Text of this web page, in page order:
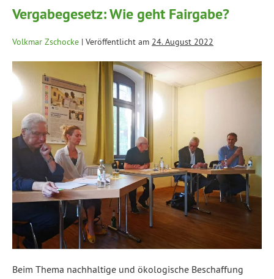
Vergabegesetz: Wie geht Fairgabe?
Volkmar Zschocke | Veröffentlicht am 24. August 2022
Beim Thema nachhaltige und ökologische Beschaffung